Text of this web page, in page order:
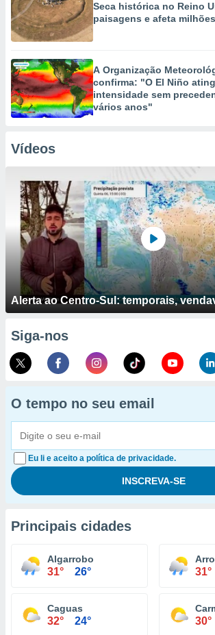
Seca histórica no Reino
paisagens e afeta
A Organização
confirma: "O El Niño
intensidade sem
vários anos"
Vídeos
Alerta ao Centro-Sul: temporais,
Siga-nos
O tempo no seu email
Eu li e aceito a política de privacidade.
Principais cidades
Algarrobo
31° 26° 31°
Caguas
32° 24° 30°